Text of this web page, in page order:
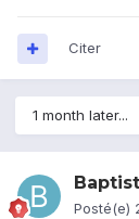
Citer
1 month later...
Posté(e)